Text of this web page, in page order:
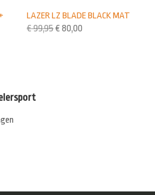
LAZER LZ BLADE BLACK MAT
€99,95€ 80,00